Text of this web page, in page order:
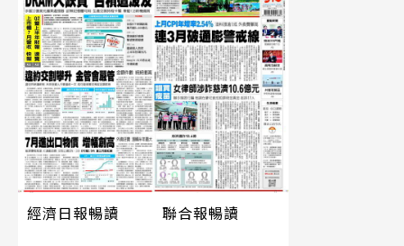
經濟日報暢讀
聯合報暢讀